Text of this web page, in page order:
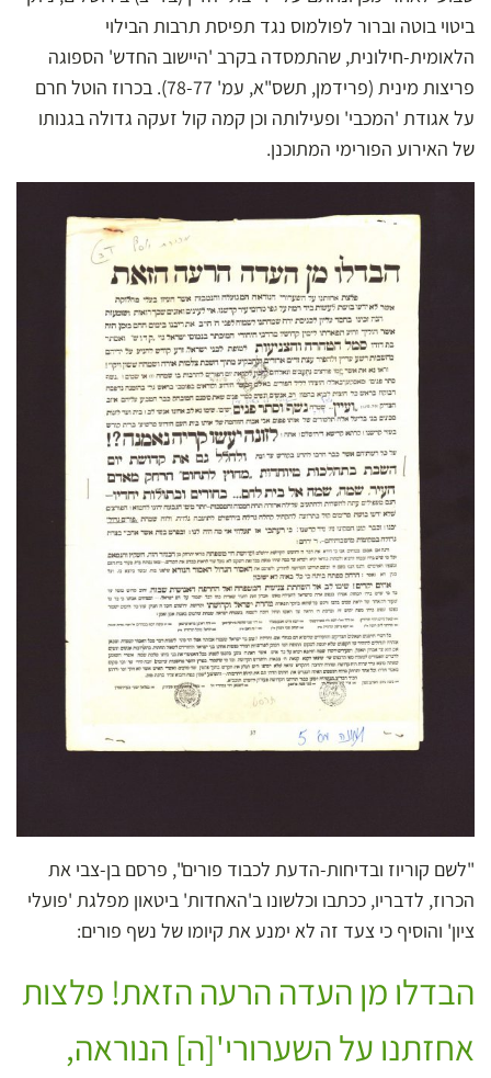
ביטוי בוטה וברור לפולמוס נגד תפיסת תרבות הבילוי
הלאומית-חילונית, שהתמסדה בקרב 'היישוב החדש' הספוגה
פריצות מינית (פרידמן, תשס"א, עמ' 78-77). בכרוז הוטל חרם
על אגודת 'המכבי' ופעילותה וכן קמה קול זעקה גדולה בגנותו
של האירוע הפורימי המתוכנן.
"לשם קוריוז ובדיחות-הדעת לכבוד פורים", פרסם בן-צבי את
הכרוז, לדבריו, ככתבו וכלשונו ב'האחדות' ביטאון מפלגת 'פועלי
ציון' והוסיף כי צעד זה לא ימנע את קיומו של נשף פורים:
הבדלו מן העדה הרעה הזאת! פלצות
אחזתנו על השערורי'[ה] הנוראה,